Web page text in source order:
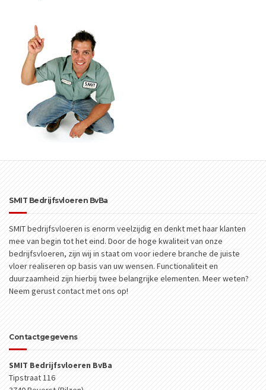
SMIT Bedrijfsvloeren BvBa
SMIT bedrijfsvloeren is enorm veelzijdig en denkt met haar klanten
mee van begin tot het eind. Door de hoge kwaliteit van onze
bedrijfsvloeren, zijn wij in staat om voor iedere branche de juiste
vloer realiseren op basis van uw wensen. Functionaliteit en
duurzaamheid zijn hierbij twee belangrijke elementen. Meer weten?
Neem gerust contact met ons op!
Contactgegevens
SMIT Bedrijfsvloeren BvBa
Tipstraat 116